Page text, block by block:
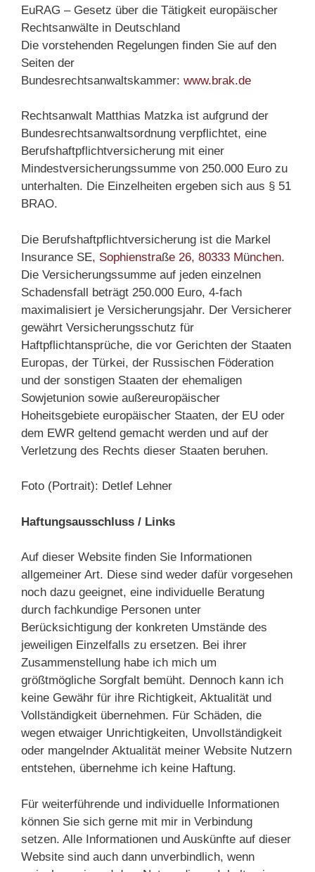
EuRAG – Gesetz über die Tätigkeit europäischer
Rechtsanwälte in Deutschland
Die vorstehenden Regelungen finden Sie auf den
Seiten der
Bundesrechtsanwaltskammer: www.brak.de
Rechtsanwalt Matthias Matzka ist aufgrund der
Bundesrechtsanwaltsordnung verpflichtet, eine
Berufshaftpflichtversicherung mit einer
Mindestversicherungssumme von 250.000 Euro zu
unterhalten. Die Einzelheiten ergeben sich aus § 51
BRAO.
Die Berufshaftpflichtversicherung ist die Markel
Insurance SE, Sophienstraße 26, 80333 München.
Die Versicherungssumme auf jeden einzelnen
Schadensfall beträgt 250.000 Euro, 4-fach
maximalisiert je Versicherungsjahr. Der Versicherer
gewährt Versicherungsschutz für
Haftpflichtansprüche, die vor Gerichten der Staaten
Europas, der Türkei, der Russischen Föderation
und der sonstigen Staaten der ehemaligen
Sowjetunion sowie außereuropäischer
Hoheitsgebiete europäischer Staaten, der EU oder
dem EWR geltend gemacht werden und auf der
Verletzung des Rechts dieser Staaten beruhen.
Foto (Portrait): Detlef Lehner
Haftungsausschluss / Links
Auf dieser Website finden Sie Informationen
allgemeiner Art. Diese sind weder dafür vorgesehen
noch dazu geeignet, eine individuelle Beratung
durch fachkundige Personen unter
Berücksichtigung der konkreten Umstände des
jeweiligen Einzelfalls zu ersetzen. Bei ihrer
Zusammenstellung habe ich mich um
größtmögliche Sorgfalt bemüht. Dennoch kann ich
keine Gewähr für ihre Richtigkeit, Aktualität und
Vollständigkeit übernehmen. Für Schäden, die
wegen etwaiger Unrichtigkeiten, Unvollständigkeit
oder mangelnder Aktualität meiner Website Nutzern
entstehen, übernehme ich keine Haftung.
Für weiterführende und individuelle Informationen
können Sie sich gerne mit mir in Verbindung
setzen. Alle Informationen und Auskünfte auf dieser
Website sind auch dann unverbindlich, wenn